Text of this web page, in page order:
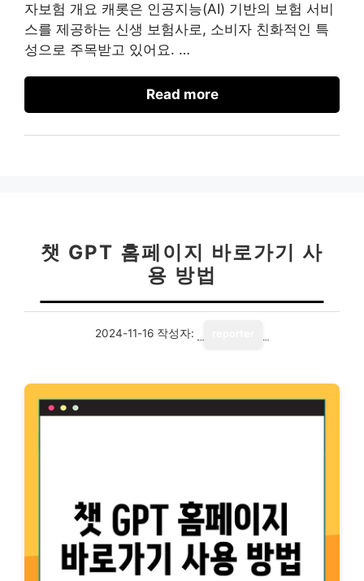
자보험 개요 캐롯은 인공지능(AI) 기반의 보험 서비
스를 제공하는 신생 보험사로, 소비자 친화적인 특
성으로 주목받고 있어요. …
Read more
챗 GPT 홈페이지 바로가기 사
용 방법
2024-11-16 작성자: